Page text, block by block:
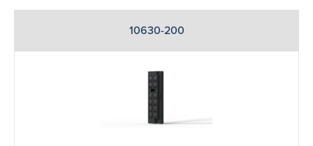
10630-200